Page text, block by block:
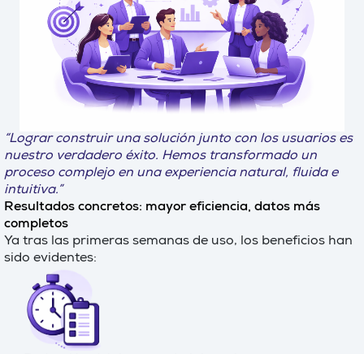
“Lograr construir una solución junto con los usuarios es
nuestro verdadero éxito. Hemos transformado un
proceso complejo en una experiencia natural, fluida e
intuitiva.”
Resultados concretos: mayor eficiencia, datos más
completos
Ya tras las primeras semanas de uso, los beneficios han
sido evidentes: